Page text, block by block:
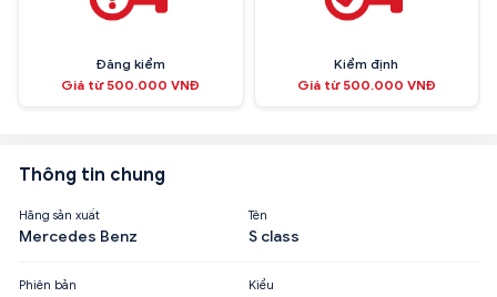
Đăng kiểm
Giá từ 500.000 VNĐ
Kiểm định
Giá từ 500.000 VNĐ
Thông tin chung
Hãng sản xuất
Mercedes Benz
Tên
S class
Phiên bản Kiểu